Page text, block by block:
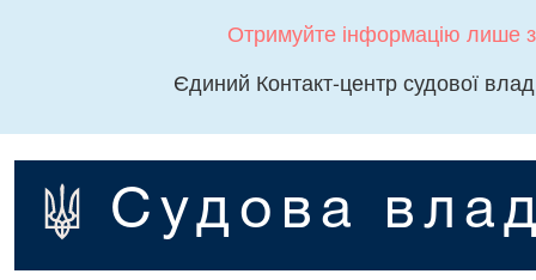
Отримуйте інформацію лише
Єдиний Контакт-центр судової
Судова